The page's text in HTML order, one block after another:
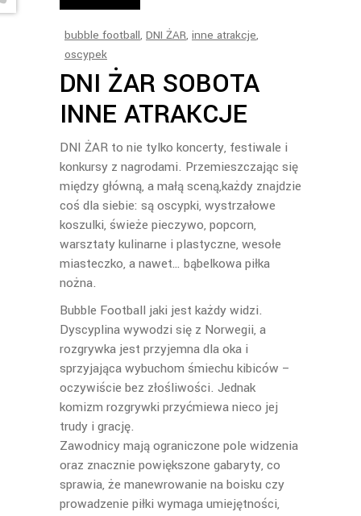
bubble football, DNI ŻAR, inne atrakcje,
oscypek
DNI ŻAR SOBOTA
INNE ATRAKCJE
DNI ŻAR to nie tylko koncerty, festiwale i
konkursy z nagrodami. Przemieszczając się
między główną, a małą sceną,każdy znajdzie
coś dla siebie: są oscypki, wystrzałowe
koszulki, świeże pieczywo, popcorn,
warsztaty kulinarne i plastyczne, wesołe
miasteczko, a nawet… bąbelkowa piłka
nożna.
Bubble Football jaki jest każdy widzi.
Dyscyplina wywodzi się z Norwegii, a
rozgrywka jest przyjemna dla oka i
sprzyjająca wybuchom śmiechu kibiców –
oczywiście bez złośliwości. Jednak
komizm rozgrywki przyćmiewa nieco jej
trudy i grację.
Zawodnicy mają ograniczone pole widzenia
oraz znacznie powiększone gabaryty, co
sprawia, że manewrowanie na boisku czy
prowadzenie piłki wymaga umiejętności,